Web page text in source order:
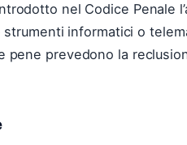
nel Codice Penale
informatici o
pene prevedono la